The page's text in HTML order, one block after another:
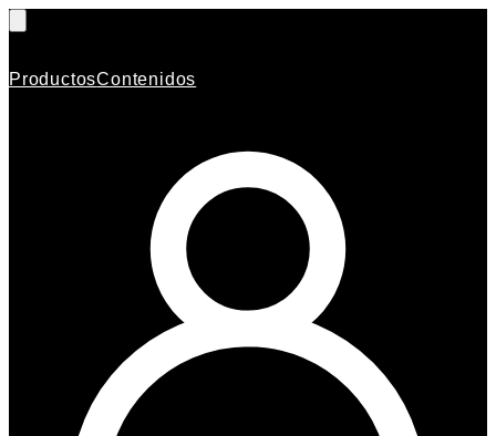
ProductosContenidos